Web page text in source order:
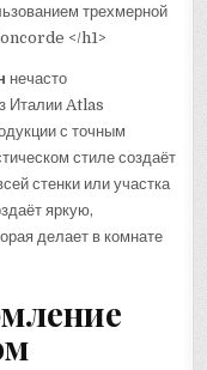
нечасто
Италии Atlas
с точным
стиле создаёт
стенки или участка
яркую,
делает в комнате